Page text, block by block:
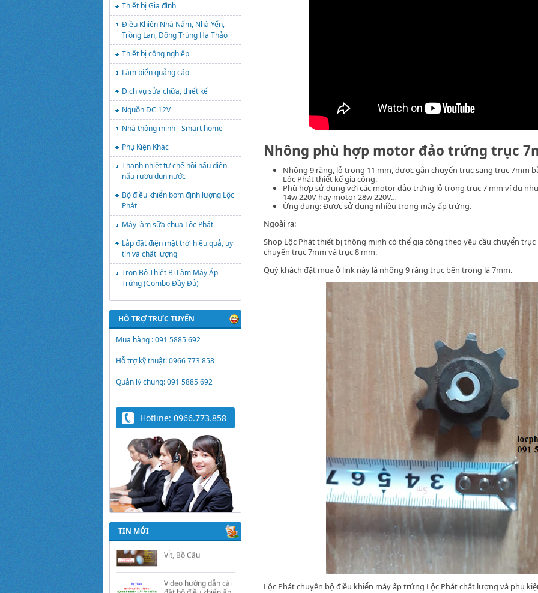
Nhông phù hợp motor đảo trứng trục
Nhông 9 răng, lỗ trong 11 mm, được gắn chuyển trục sang trục 7mm
Lộc Phát thiết kế gia công.
Phù hợp sử dụng với các motor đảo trứng lỗ trong trục 7 mm ví dụ
14w 220V hay motor 28w 220V…
Ứng dụng: Được sử dụng nhiều trong máy ấp trứng.
Ngoài ra:
Shop Lộc Phát thiết bị thông minh có thể gia công theo yêu cầu chuyển
chuyển trục 7mm và trục 8 mm.
Quý khách đặt mua ở link này là nhông 9 răng trục bên trong là 7mm.
Lộc Phát chuyên bộ điều khiển máy ấp trứng Lộc Phátchất lượng và phụ
Thiết bị Gia đình
Điều Khiển Nhà Nấm, Nhà Yến,
Trồng Lan, Đông Trùng Hạ Thảo
Thiết bị công nghiệp
Làm biển quảng cáo
Dịch vụ sửa chữa, thiết kế
Nguồn DC 12V
Nhà thông minh - Smart home
Phụ Kiện Khác
Thanh nhiệt tự chế nồi nấu điện
nấu rượu đun nước
Bộ điều khiển bơm định lượng Lộc
Phát
Máy làm sữa chua Lộc Phát
Lắp đặt điện mặt trời hiệu quả, uy
tín và chất lượng
Trọn Bộ Thiết Bị Làm Máy Ấp
Trứng (Combo Đầy Đủ)
HỖ TRỢ TRỰC TUYẾN
Mua hàng : 091 5885 692
Hỗ trợ kỹ thuật: 0966 773 858
Quản lý chung: 091 5885 692
Hotline: 0966.773.858
TIN MỚI
Trứng Giả Lộc Phát
Có Nước - Giải Pháp
Ấp Hiệu Quả Cho Gà,
Vịt, Bồ Câu
Video hướng dẫn cài
đặt bộ điều khiển ấp
trứng Lộc Phát
ĐKMACN, ĐK2200